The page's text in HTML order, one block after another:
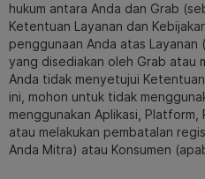
hukum antara Anda dan Grab
Ketentuan Layanan dan
penggunaan Anda atas Layanan
yang disediakan oleh Grab atau
Anda tidak menyetujui
ini, mohon untuk tidak
menggunakan Aplikasi,
atau melakukan pembatalan
Anda Mitra) atau Konsumen